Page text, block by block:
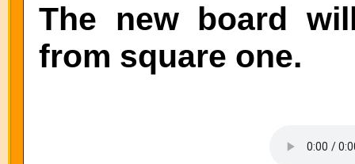
The new board
from square one.